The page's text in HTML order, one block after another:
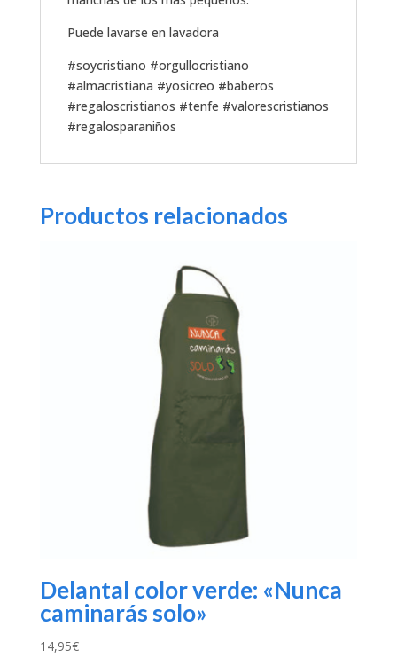
Puede lavarse en lavadora
#soycristiano #orgullocristiano
#almacristiana #yosicreo #baberos
#regaloscristianos #tenfe #valorescristianos
#regalosparaniños
Productos relacionados
Delantal color verde: «Nunca
caminarás solo»
14,95€